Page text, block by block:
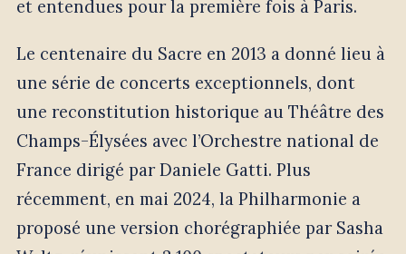
et entendues pour la première fois à Paris.
Le centenaire du Sacre en 2013 a donné lieu à
une série de concerts exceptionnels, dont
une reconstitution historique au Théâtre des
Champs-Élysées avec l’Orchestre national de
France dirigé par Daniele Gatti. Plus
récemment, en mai 2024, la Philharmonie a
proposé une version chorégraphiée par Sasha